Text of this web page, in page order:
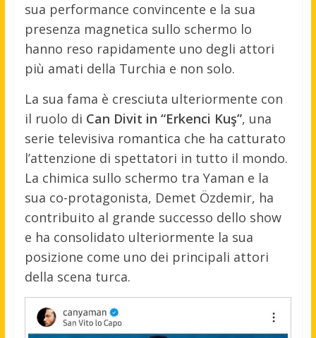
sua performance convincente e la sua
presenza magnetica sullo schermo lo
hanno reso rapidamente uno degli attori
più amati della Turchia e non solo.
La sua fama è cresciuta ulteriormente con
il ruolo di Can Divit in “Erkenci Kuş”, una
serie televisiva romantica che ha catturato
l’attenzione di spettatori in tutto il mondo.
La chimica sullo schermo tra Yaman e la
sua co-protagonista, Demet Özdemir, ha
contribuito al grande successo dello show
e ha consolidato ulteriormente la sua
posizione come uno dei principali attori
della scena turca.